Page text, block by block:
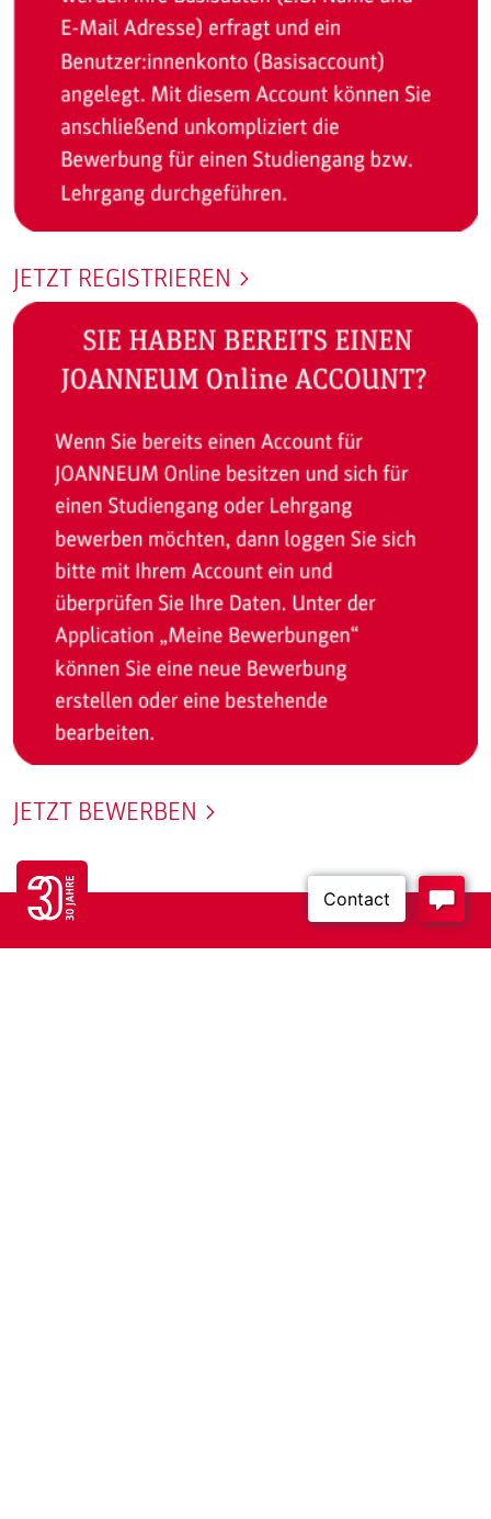
JETZT REGISTRIEREN
JETZT BEWERBEN
Go to 30 years FH JOANNEUM page